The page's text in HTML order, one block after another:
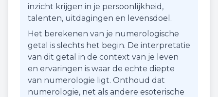
inzicht krijgen in je persoonlijkheid,
talenten, uitdagingen en levensdoel.
Het berekenen van je numerologische
getal is slechts het begin. De interpretatie
van dit getal in de context van je leven
en ervaringen is waar de echte diepte
van numerologie ligt. Onthoud dat
numerologie, net als andere esoterische